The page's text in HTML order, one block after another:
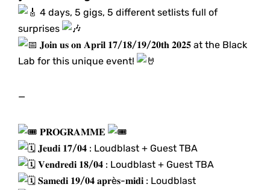
4 days, 5 gigs, 5 different setlists full of
surprises
𝐉𝐨𝐢𝐧 𝐮𝐬 𝐨𝐧 𝐀𝐩𝐫𝐢𝐥 𝟏𝟕/𝟏𝟖/𝟏𝟗/𝟐𝟎𝐭𝐡 𝟐𝟎𝟐𝟓 at the Black
Lab for this unique event!
—
𝐏𝐑𝐎𝐆𝐑𝐀𝐌𝐌𝐄
𝐉𝐞𝐮𝐝𝐢 𝟏𝟕/𝟎𝟒 : Loudblast + Guest TBA
𝐕𝐞𝐧𝐝𝐫𝐞𝐝𝐢 𝟏𝟖/𝟎𝟒 : Loudblast + Guest TBA
𝐒𝐚𝐦𝐞𝐝𝐢 𝟏𝟗/𝟎𝟒 𝐚𝐩𝐫è𝐬-𝐦𝐢𝐝𝐢 : Loudblast